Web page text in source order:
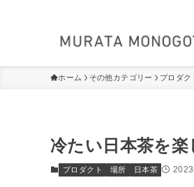
ホーム その他カテゴリー プロダク
冷たい日本茶を
プロダクト 場所 日本茶 2023